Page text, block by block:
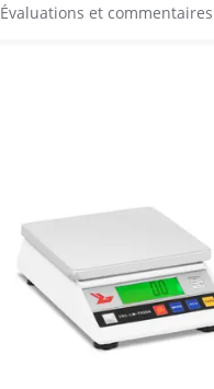
Évaluations et commentaires